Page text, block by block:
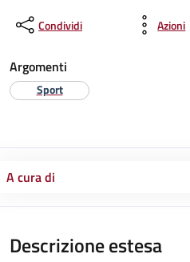
Condividi Azioni
Argomenti
Sport
A cura di
Descrizione estesa